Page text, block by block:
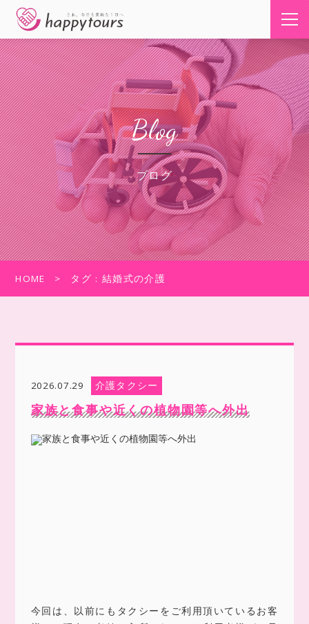
Blog
ブログ
HOME タグ : 結婚式の介護
2026.07.29 介護タクシー
家族と食事や近くの植物園等へ外出
今回は、以前にもタクシーをご利用頂いているお客